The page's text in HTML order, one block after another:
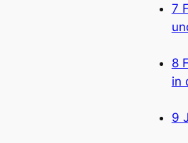
7
8
in
9